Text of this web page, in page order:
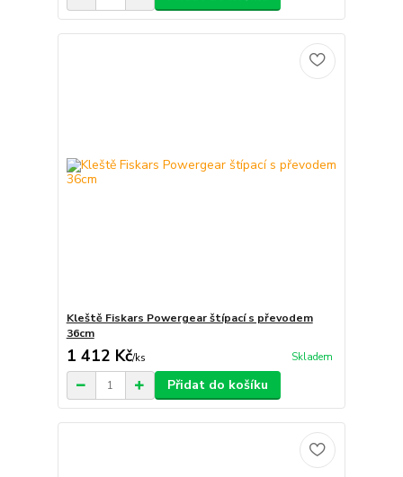
Kleště Fiskars Powergear štípací s převodem
36cm
1 412 Kč/ks Skladem
Přidat do košíku